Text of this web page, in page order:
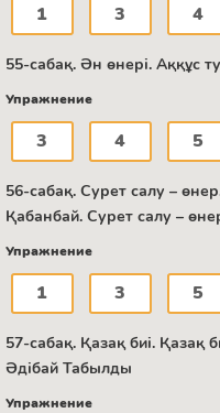
1 3 4
55-сабақ. Ән өнері. Аққұс
Упражнение
3 4 5
56-сабақ. Сурет салу –
Қабанбай. Сурет салу –
Упражнение
1 3 5
57-сабақ. Қазақ биі.
Әдібай Табылды
Упражнение